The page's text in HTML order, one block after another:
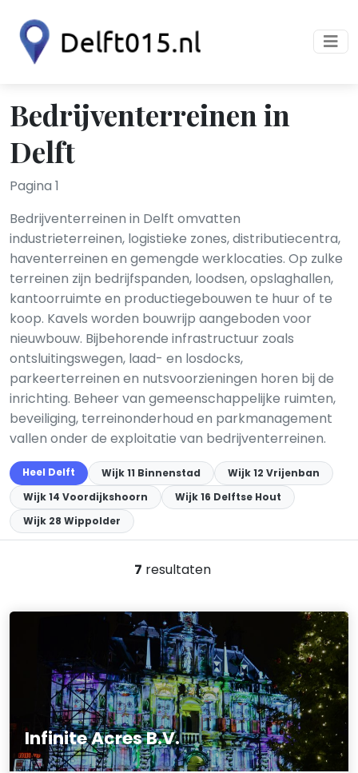
Bedrijventerreinen in
Delft
Pagina 1
Bedrijventerreinen in Delft omvatten
industrieterreinen, logistieke zones, distributiecentra,
haventerreinen en gemengde werklocaties. Op zulke
terreinen zijn bedrijfspanden, loodsen, opslaghallen,
kantoorruimte en productiegebouwen te huur of te
koop. Kavels worden bouwrijp aangeboden voor
nieuwbouw. Bijbehorende infrastructuur zoals
ontsluitingswegen, laad- en losdocks,
parkeerterreinen en nutsvoorzieningen horen bij de
inrichting. Beheer van gemeenschappelijke ruimten,
beveiliging, terreinonderhoud en parkmanagement
vallen onder de exploitatie van bedrijventerreinen.
Heel Delft Wijk 11 Binnenstad
Wijk 12 Vrijenban
Wijk 14 Voordijkshoorn
Wijk 16 Delftse Hout
Wijk 28 Wippolder
7 resultaten
Infinite Acres B.V.